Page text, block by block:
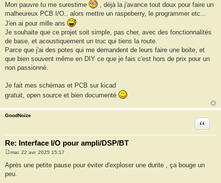
Mon pauvre tu me surestime
, déjà la j'avance tout doux pour faire un
malheureux PCB I/O.. alors mettre un raspeberry, le programmer etc...
J'en ai pour mille ans
Je souhaite que ce projet soit simple, pas cher, avec des fonctionnalités
de base, et acoustiquement un truc qui tiens la route.
Parce que j'ai des potes qui me demandent de leurs faire une boite, et
que bien souvent même en DIY ce que je fais c'est hors de prix pour un
non passionné.
Je fait mes schémas et PCB sur kicad
gratuit, open source et bien documenté
GoodNoize
Re: Interface I/O pour ampli/DSP/BT
Citation
s
s
mar. 22 avr. 2025 15:17
Après une petite pause pour éviter d'exploser une durite , ça bouge un
peu.